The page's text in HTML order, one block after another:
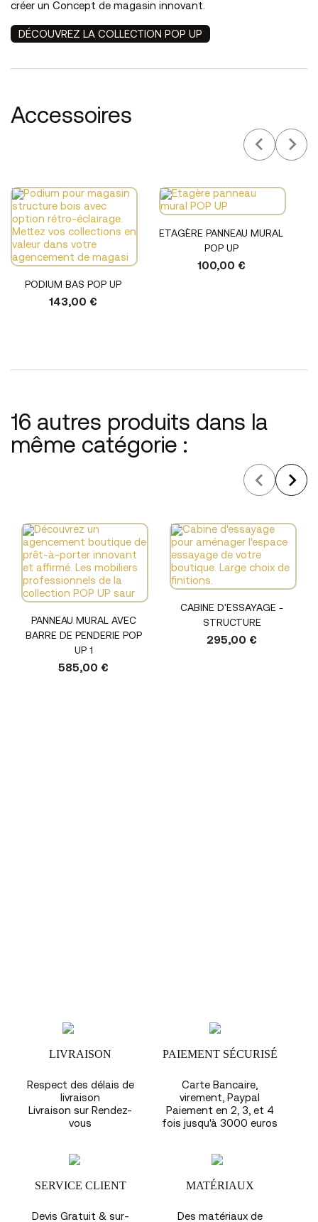
créer un Concept de magasin innovant.
DÉCOUVREZ LA COLLECTION POP UP
Accessoires
PODIUM BAS POP UP
143,00 €
ETAGÈRE PANNEAU MURAL
POP UP
100,00 €
16 autres produits dans la
même catégorie :
PANNEAU MURAL AVEC
BARRE DE PENDERIE POP
UP 1
585,00 €
CABINE D'ESSAYAGE -
STRUCTURE
295,00 €
LIVRAISON
Respect des délais de
livraison
Livraison sur Rendez-
vous
PAIEMENT SÉCURISÉ
Carte Bancaire,
virement, Paypal
Paiement en 2, 3, et 4
fois jusqu'à 3000 euros
SERVICE CLIENT
Devis Gratuit & sur-
MATÉRIAUX
Des matériaux de